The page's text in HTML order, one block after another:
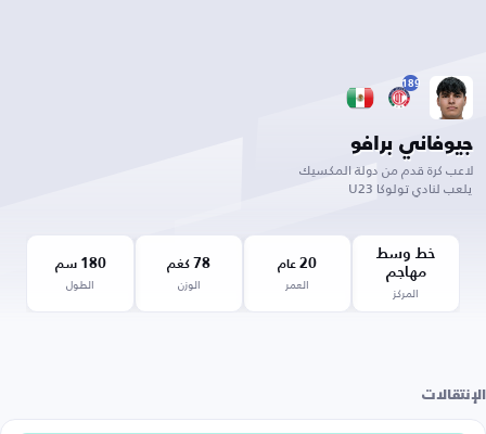
189
جيوفاني برافو
لاعب كرة قدم من دولة المكسيك
يلعب لنادي تولوكا U23
خط وسط
مهاجم
المركز
20 عام
العمر
78 كغم
الوزن
180 سم
الطول
الإنتقالات